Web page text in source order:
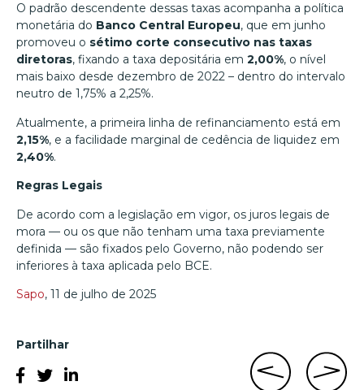
O padrão descendente dessas taxas acompanha a política
monetária do Banco Central Europeu, que em junho
promoveu o sétimo corte consecutivo nas taxas
diretoras, fixando a taxa depositária em 2,00%, o nível
mais baixo desde dezembro de 2022 – dentro do intervalo
neutro de 1,75% a 2,25%.
Atualmente, a primeira linha de refinanciamento está em
2,15%, e a facilidade marginal de cedência de liquidez em
2,40%.
Regras Legais
De acordo com a legislação em vigor, os juros legais de
mora — ou os que não tenham uma taxa previamente
definida — são fixados pelo Governo, não podendo ser
inferiores à taxa aplicada pelo BCE.
Sapo, 11 de julho de 2025
Partilhar